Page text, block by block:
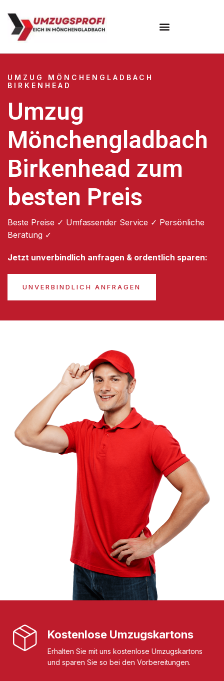
UMZUG MÖNCHENGLADBACH
BIRKENHEAD
Umzug
Mönchengladbach
Birkenhead zum
besten Preis
Beste Preise ✓ Umfassender Service ✓ Persönliche
Beratung ✓
Jetzt unverbindlich anfragen & ordentlich sparen:
UNVERBINDLICH ANFRAGEN
Kostenlose Umzugskartons
Erhalten Sie mit uns kostenlose Umzugskartons
und sparen Sie so bei den Vorbereitungen.